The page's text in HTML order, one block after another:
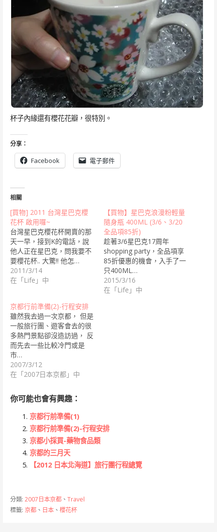
杯子內緣還有櫻花花瓣，很特別。
分享：
Facebook 電子郵件
相關
[買物] 2011 台灣星巴克櫻
花杯 啟用囉~
台灣星巴克櫻花杯開賣的那
天一早，接到K的電話，說
他人正在星巴克，問我要不
要櫻花杯.. 大驚!! 他怎…
2011/3/14
在「Life」中
【買物】星巴克浪漫粉輕量
隨身瓶 400ML (3/6、3/20
全品項85折)
趁著3/6星巴克17周年
shopping party，全品項享
85折優惠的機會，入手了一
只400ML…
2015/3/16
在「Life」中
京都行前準備(2)-行程安排
雖然我去過一次京都， 但是
一般旅行團、遊客會去的很
多熱門景點卻沒造訪過， 反
而先去一些比較冷門或是
市…
2007/3/12
在「2007日本京都」中
你可能也會有興趣：
京都行前準備(1)
京都行前準備(2)-行程安排
京都小採買-藥物食品類
京都的三月天
【2012 日本北海道】旅行團行程總覽
分類: 2007日本京都、 Travel
標籤: 京都、 日本、 櫻花杯